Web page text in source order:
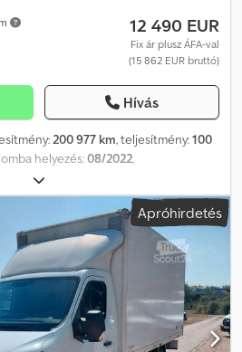
12 490 EUR
Fix ár plusz ÁFA-val
(15 862 EUR bruttó)
Hívás
200 977 km, teljesítmény:100
helyezés:08/2022
, hajtástípus:mechanikai, kibocsátási
, raktér hossza:3 695 mm,
mm, raktérmagasság: 1 925 mm
ABS, elektronikus
zár, légkondicionálás
, Kérjük,
alkalmazáson keresztül is! E-mail: A
nyomon követhető
A főbb berendezések: Bluetooth,
kormánykerék, elektromos
Apróhirdetés